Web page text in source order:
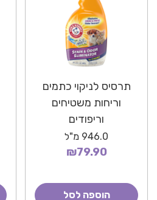
תרסיס לניקוי כתמים
וריחות משטיחים
וריפודים
Arm&Hammer
946.0 מ"ל
₪79.90
הוספה לסל